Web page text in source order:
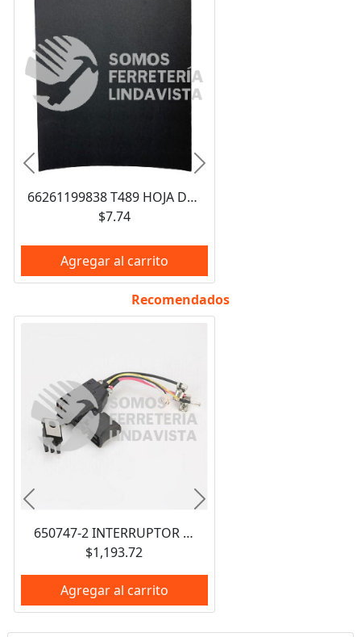
66261199838 T489 HOJA DE LIJA DE AGUA CARBURO DE SILICIO 9X11" GRANO 360 NORTON
$7.74
Agregar al carrito
Anterior Siguiente
Recomendados
650747-2 INTERRUPTOR DE ENCENDIDO MAKITA
$1,193.72
Agregar al carrito
Anterior Siguiente